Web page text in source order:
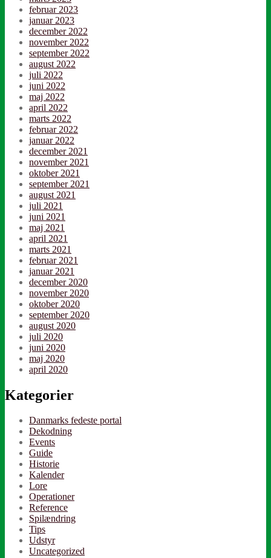
februar 2023
januar 2023
december 2022
november 2022
september 2022
august 2022
juli 2022
juni 2022
maj 2022
april 2022
marts 2022
februar 2022
januar 2022
december 2021
november 2021
oktober 2021
september 2021
august 2021
juli 2021
juni 2021
maj 2021
april 2021
marts 2021
februar 2021
januar 2021
december 2020
november 2020
oktober 2020
september 2020
august 2020
juli 2020
juni 2020
maj 2020
april 2020
Kategorier
Danmarks fedeste portal
Dekodning
Events
Guide
Historie
Kalender
Lore
Operationer
Reference
Spilændring
Tips
Udstyr
Uncategorized